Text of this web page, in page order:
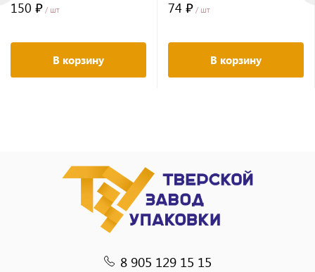
50мкр
150 ₽ / шт
В корзину
68см*200гр ± 5%
74 ₽ / шт
В корзину
8 905 129 15 15